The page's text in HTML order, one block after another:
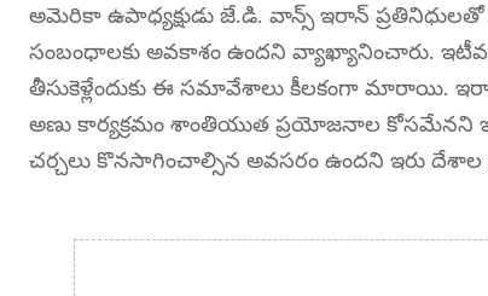
అమెరికా ఉపాధ్యక్షుడు జే.డి. వాన్స్ ఇరాన్
సంబంధాలకు అవకాశం ఉందని వ్యాఖ్యానించారు.
తీసుకెళ్లేందుకు ఈ సమావేశాలు కీలకంగా మారాయి.
అణు కార్యక్రమం శాంతియుత ప్రయోజనాల కోసమేనని
చర్చలు కొనసాగించాల్సిన అవసరం ఉందని ఇరు దేశాల